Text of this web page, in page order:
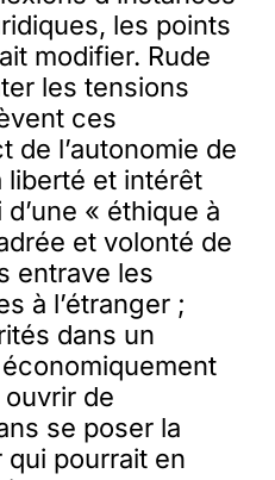
les points
modifier. Rude
les tensions
ces
de l’autonomie de
liberté et intérêt
« éthique à
et volonté de
entrave les
à l’étranger ;
dans un
de
se poser la
pourrait en